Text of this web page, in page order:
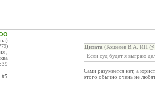
,
#5
Цитата (Кошелев В.А. ИП
Если суд будет я выграю
Сами разумеется нет, а
этого обычно очень не